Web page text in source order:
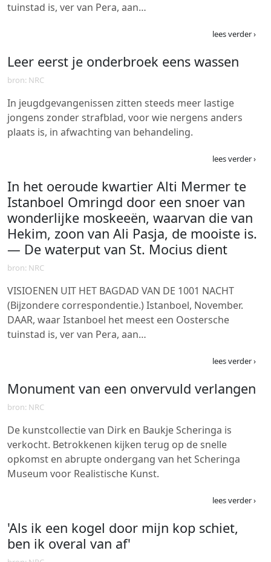
tuinstad is, ver van Pera, aan…
lees verder ›
Leer eerst je onderbroek eens wassen
bron: NRC
In jeugdgevangenissen zitten steeds meer lastige
jongens zonder strafblad, voor wie nergens anders
plaats is, in afwachting van behandeling.
lees verder ›
In het oeroude kwartier Alti Mermer te
Istanboel Omringd door een snoer van
wonderlijke moskeeën, waarvan die van
Hekim, zoon van Ali Pasja, de mooiste is.
— De waterput van St. Mocius dient
bron: NRC
VISIOENEN UIT HET BAGDAD VAN DE 1001 NACHT
(Bijzondere correspondentie.) Istanboel, November.
DAAR, waar Istanboel het meest een Oostersche
tuinstad is, ver van Pera, aan…
lees verder ›
Monument van een onvervuld verlangen
bron: NRC
De kunstcollectie van Dirk en Baukje Scheringa is
verkocht. Betrokkenen kijken terug op de snelle
opkomst en abrupte ondergang van het Scheringa
Museum voor Realistische Kunst.
lees verder ›
'Als ik een kogel door mijn kop schiet,
ben ik overal van af'